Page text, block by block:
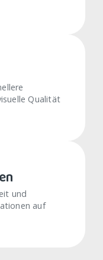
Qualität
und
auf